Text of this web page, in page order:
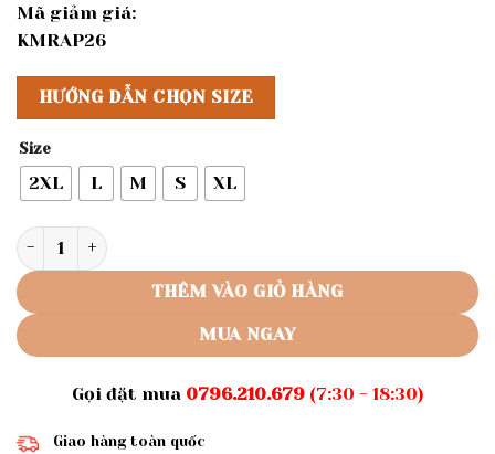
Mã giảm giá:
KMRAP26
HƯỚNG DẪN CHỌN SIZE
Size
2XL L M S XL
Rập giấy A0 may áo nữ mã 304 số lượng
THÊM VÀO GIỎ HÀNG
MUA NGAY
Gọi đặt mua 0796.210.679(7:30 - 18:30)
Giao hàng toàn quốc